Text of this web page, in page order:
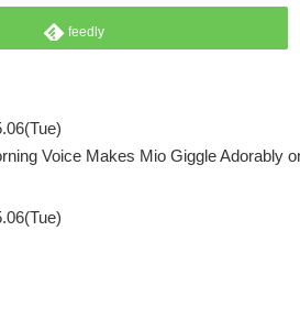
feedly
Voice Makes Mio Giggle Adorably